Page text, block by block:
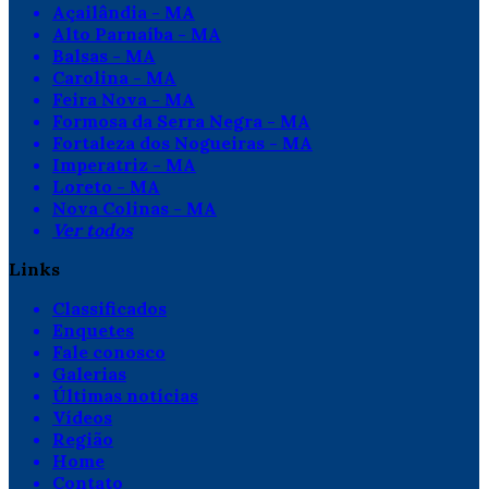
Açailândia - MA
Alto Parnaíba - MA
Balsas - MA
Carolina - MA
Feira Nova - MA
Formosa da Serra Negra - MA
Fortaleza dos Nogueiras - MA
Imperatriz - MA
Loreto - MA
Nova Colinas - MA
Ver todos
Links
Classificados
Enquetes
Fale conosco
Galerias
Últimas notícias
Vídeos
Região
Home
Contato